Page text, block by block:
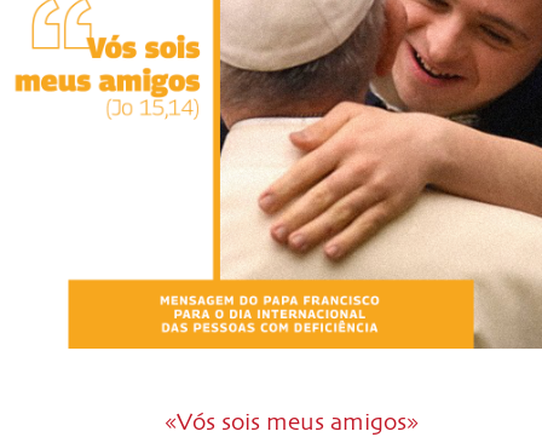
«Vós sois meus amigos»